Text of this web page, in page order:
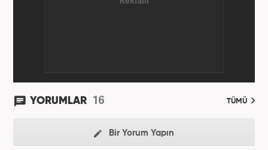
YORUMLAR 16 TÜMÜ
Bir Yorum Yapın